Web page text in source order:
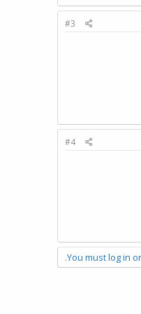
#3
#4
You must log in